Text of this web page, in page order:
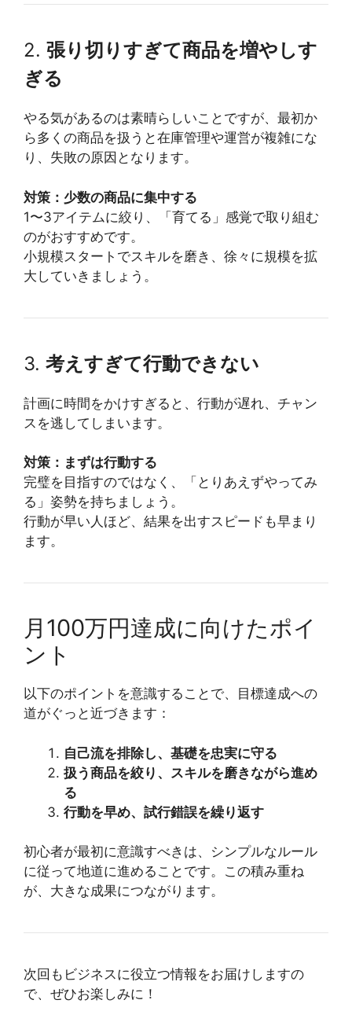
2. 張り切りすぎて商品を増やしす
ぎる
やる気があるのは素晴らしいことですが、最初か
ら多くの商品を扱うと在庫管理や運営が複雑にな
り、失敗の原因となります。
対策：少数の商品に集中する
1〜3アイテムに絞り、「育てる」感覚で取り組む
のがおすすめです。
小規模スタートでスキルを磨き、徐々に規模を拡
大していきましょう。
3. 考えすぎて行動できない
計画に時間をかけすぎると、行動が遅れ、チャン
スを逃してしまいます。
対策：まずは行動する
完璧を目指すのではなく、「とりあえずやってみ
る」姿勢を持ちましょう。
行動が早い人ほど、結果を出すスピードも早まり
ます。
月100万円達成に向けたポイ
ント
以下のポイントを意識することで、目標達成への
道がぐっと近づきます：
自己流を排除し、基礎を忠実に守る
扱う商品を絞り、スキルを磨きながら進め
る
行動を早め、試行錯誤を繰り返す
初心者が最初に意識すべきは、シンプルなルール
に従って地道に進めることです。この積み重ね
が、大きな成果につながります。
次回もビジネスに役立つ情報をお届けしますの
で、ぜひお楽しみに！